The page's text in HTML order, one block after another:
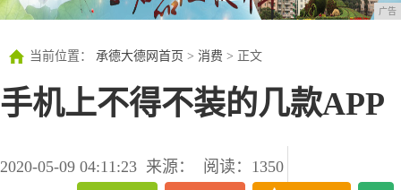
广告
当前位置： 承德大德网首页 > 消费 > 正文
手机上不得不装的几款APP
2020-05-09 04:11:23 来源： 阅读：1350